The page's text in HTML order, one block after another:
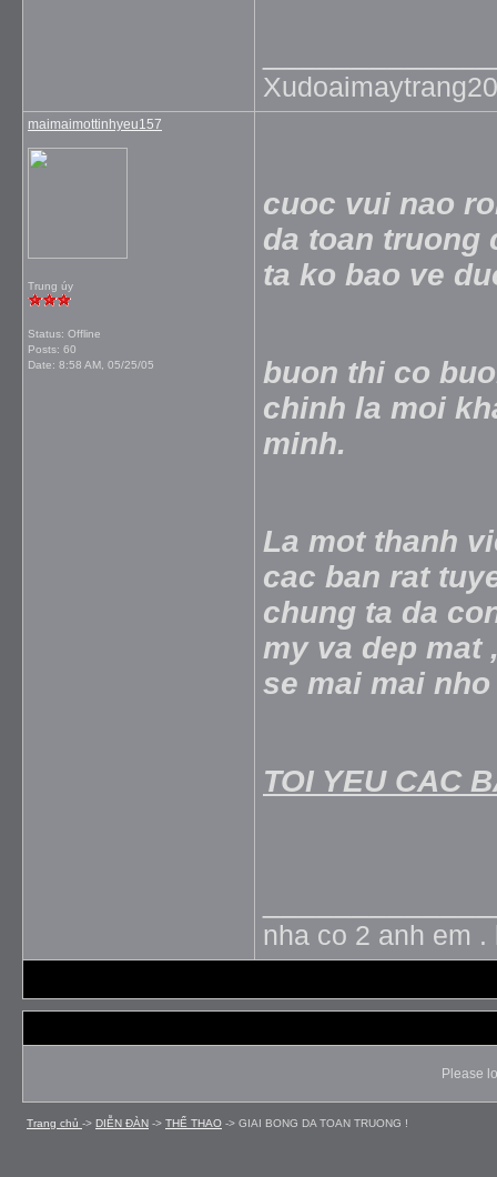
maimaimottinhyeu157
Trung úy
Status: Offline
Posts: 60
Date: 8:58 AM, 05/25/05
cuoc vui nao
da toan truong
ta ko bao ve
buon thi co
chinh la moi
minh.
La mot thanh
cac ban rat
chung ta da
my va dep mat
se mai mai
TOI YEU CAC
nha co 2 anh em
Please
Trang chủ -> DIỄN ÐÀN -> THỂ THAO -> GIAI BONG DA TOAN TRUONG !